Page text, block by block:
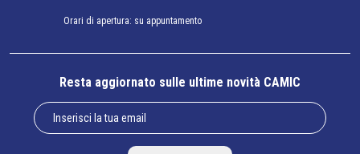
Orari di apertura: su appuntamento
Resta aggiornato sulle ultime novità CAMIC